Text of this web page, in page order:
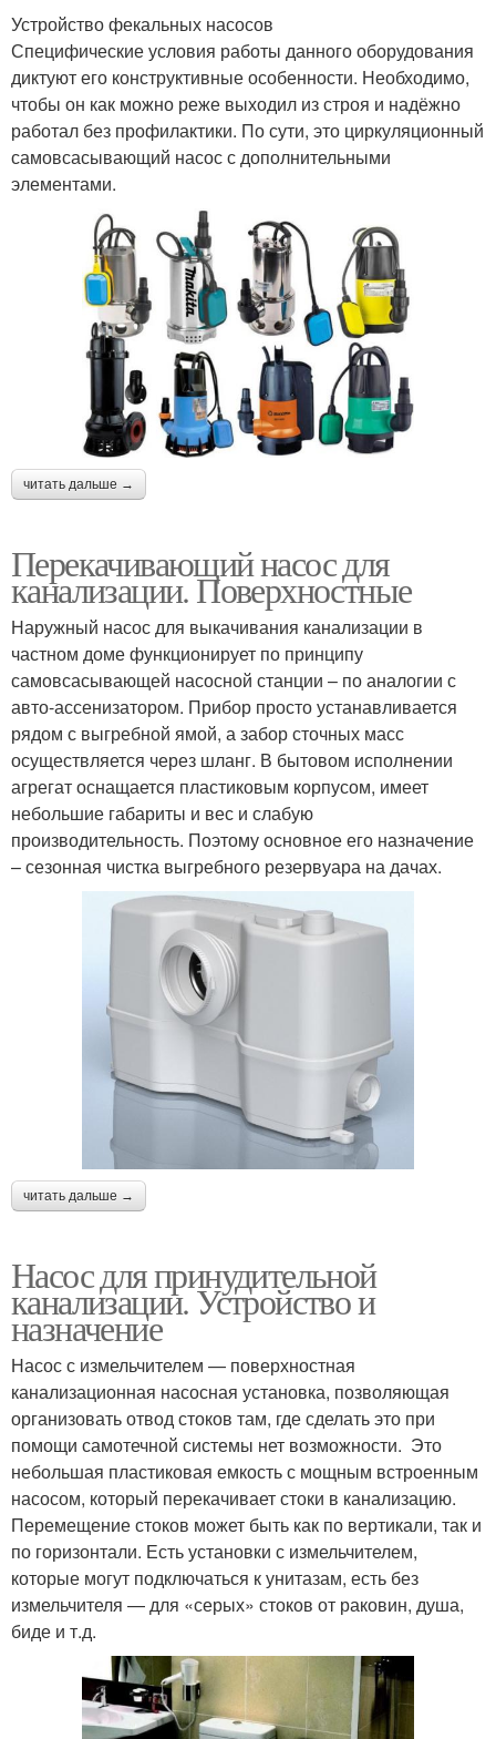
Устройство фекальных насосов
Специфические условия работы данного оборудования
диктуют его конструктивные особенности. Необходимо,
чтобы он как можно реже выходил из строя и надёжно
работал без профилактики. По сути, это циркуляционный
самовсасывающий насос с дополнительными
элементами.
читать дальше →
Перекачивающий насос для
канализации. Поверхностные
Наружный насос для выкачивания канализации в
частном доме функционирует по принципу
самовсасывающей насосной станции – по аналогии с
авто-ассенизатором. Прибор просто устанавливается
рядом с выгребной ямой, а забор сточных масс
осуществляется через шланг. В бытовом исполнении
агрегат оснащается пластиковым корпусом, имеет
небольшие габариты и вес и слабую
производительность. Поэтому основное его назначение
– сезонная чистка выгребного резервуара на дачах.
читать дальше →
Насос для принудительной
канализации. Устройство и
назначение
Насос с измельчителем — поверхностная
канализационная насосная установка, позволяющая
организовать отвод стоков там, где сделать это при
помощи самотечной системы нет возможности. Это
небольшая пластиковая емкость с мощным встроенным
насосом, который перекачивает стоки в канализацию.
Перемещение стоков может быть как по вертикали, так и
по горизонтали. Есть установки с измельчителем,
которые могут подключаться к унитазам, есть без
измельчителя — для «серых» стоков от раковин, душа,
биде и т.д.